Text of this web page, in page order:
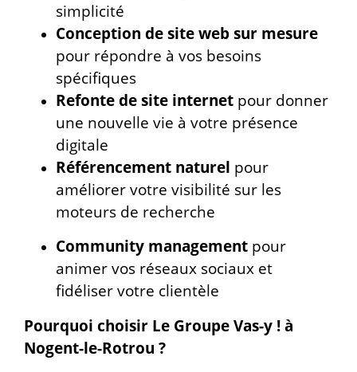
simplicité
Conception de site web sur mesure
pour répondre à vos besoins
spécifiques
Refonte de site internet pour donner
une nouvelle vie à votre présence
digitale
Référencement naturel pour
améliorer votre visibilité sur les
moteurs de recherche
Community management pour
animer vos réseaux sociaux et
fidéliser votre clientèle
Pourquoi choisir Le Groupe Vas-y ! à
Nogent-le-Rotrou ?